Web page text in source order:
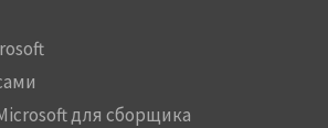
для сборщика